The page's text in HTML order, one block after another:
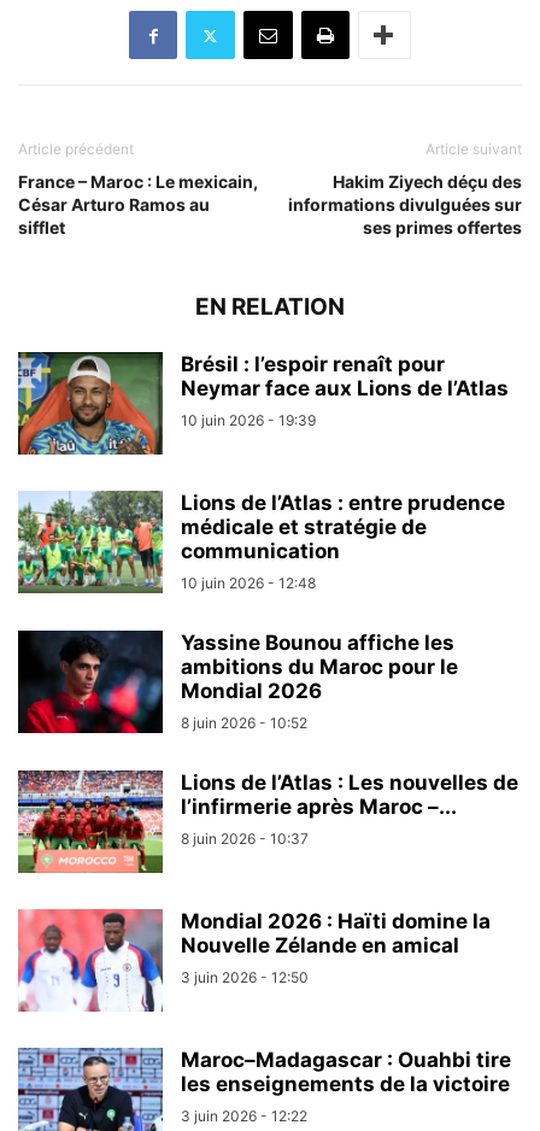
Article précédent
France – Maroc : Le mexicain,
César Arturo Ramos au
sifflet
Article suivant
Hakim Ziyech déçu des
informations divulguées sur
ses primes offertes
EN RELATION
Brésil : l’espoir renaît pour
Neymar face aux Lions de l’Atlas
10 juin 2026 - 19:39
Lions de l’Atlas : entre prudence
médicale et stratégie de
communication
10 juin 2026 - 12:48
Yassine Bounou affiche les
ambitions du Maroc pour le
Mondial 2026
8 juin 2026 - 10:52
Lions de l’Atlas : Les nouvelles de
l’infirmerie après Maroc –...
8 juin 2026 - 10:37
Mondial 2026 : Haïti domine la
Nouvelle Zélande en amical
3 juin 2026 - 12:50
Maroc–Madagascar : Ouahbi tire
les enseignements de la victoire
3 juin 2026 - 12:22